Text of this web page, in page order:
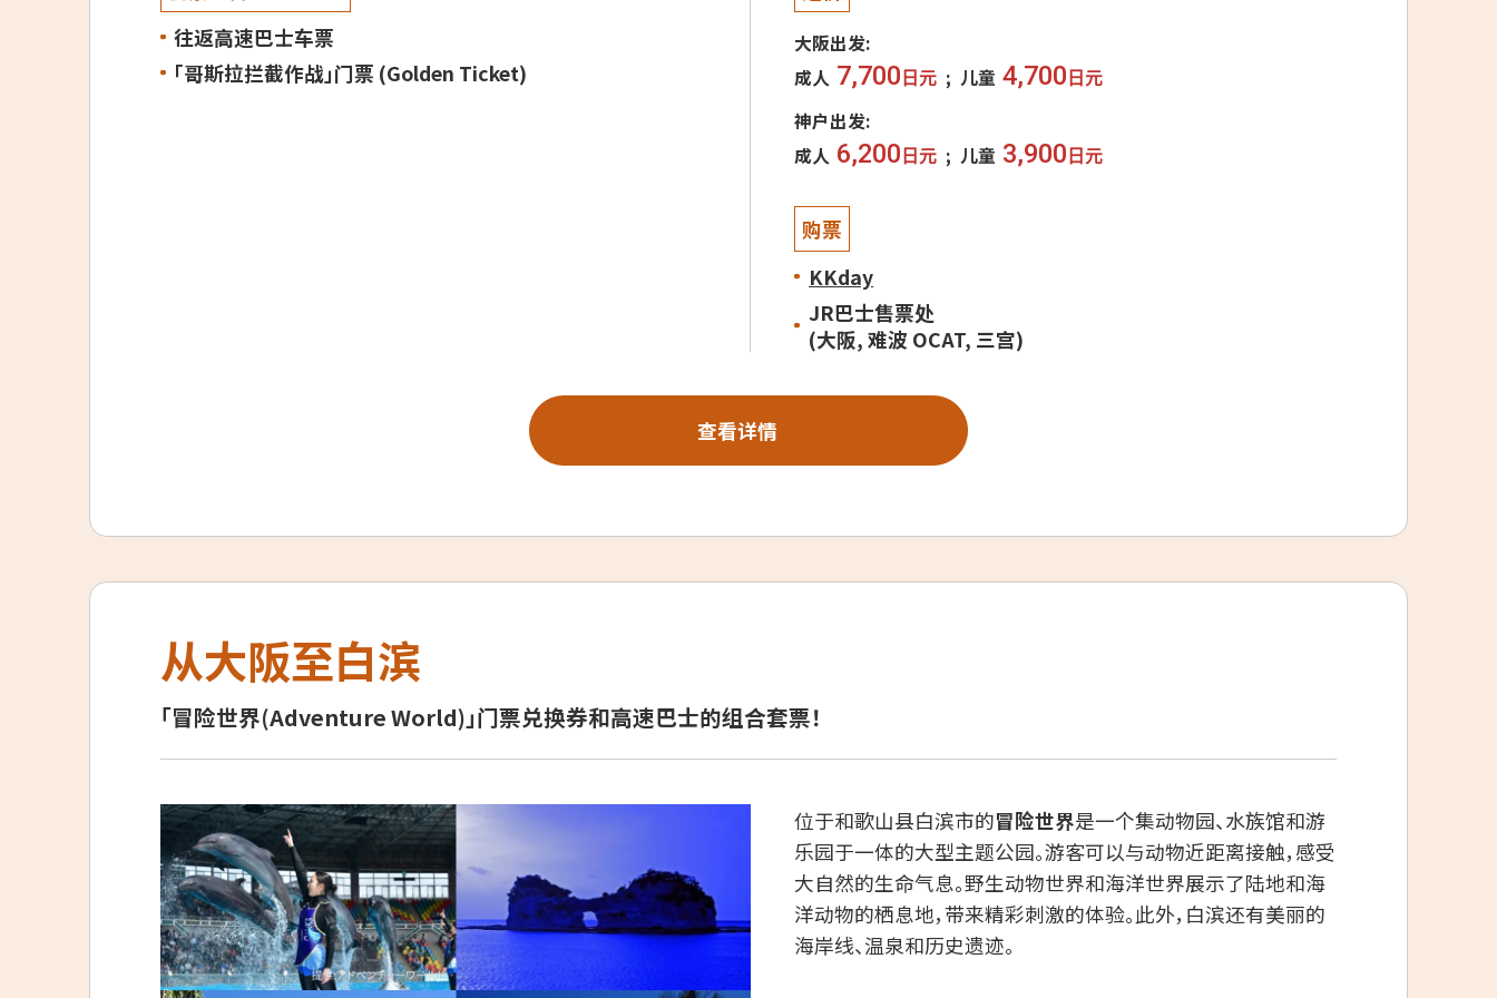
往返高速巴士车票
「哥斯拉拦截作战」门票 (Golden Ticket)
大阪出发:
成人 7,700 日元 儿童 4,700 日元
神户出发:
成人 6,200 日元 儿童 3,900 日元
购票
KKday
JR巴士售票处
(大阪, 难波 OCAT, 三宫)
查看详情
从大阪至白滨
「冒险世界(Adventure World)」门票兑换券和高速巴士的组合套票！
位于和歌山县白滨市的冒险世界是一个集动物园、水族馆和游
乐园于一体的大型主题公园。游客可以与动物近距离接触，感受
大自然的生命气息。野生动物世界和海洋世界展示了陆地和海
洋动物的栖息地，带来精彩刺激的体验。此外，白滨还有美丽的
海岸线、温泉和历史遗迹。